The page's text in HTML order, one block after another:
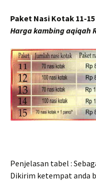
Paket Nasi Kotak 11-15
Harga kambing aqiqah
Penjelasan tabel :
Dikirim ketempat anda